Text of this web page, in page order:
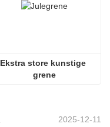
Ekstra store kunstige
grene
2025-12-11